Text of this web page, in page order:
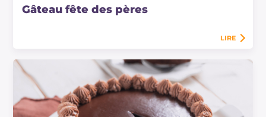
Gâteau fête des pères
LIRE